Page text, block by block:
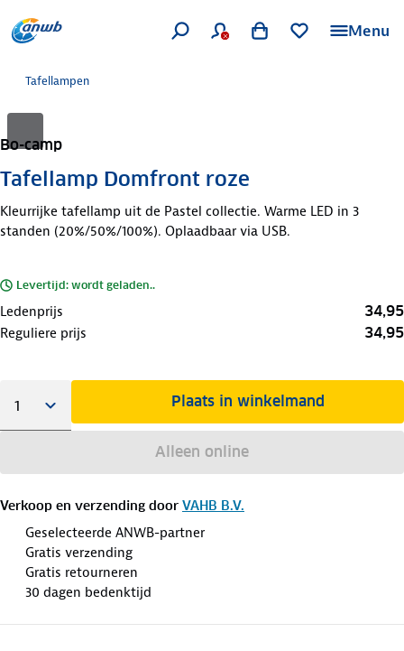
Menu
Tafellampen
Bo-camp
Tafellamp Domfront roze
Kleurrijke tafellamp uit de Pastel collectie. Warme LED in 3
standen (20%/50%/100%). Oplaadbaar via USB.
Levertijd: wordt geladen..
Ledenprijs 34,95
Reguliere prijs 34,95
Plaats in winkelmand
Alleen online
Verkoop en verzending door VAHB B.V.
Geselecteerde ANWB-partner
Gratis verzending
Gratis retourneren
30 dagen bedenktijd